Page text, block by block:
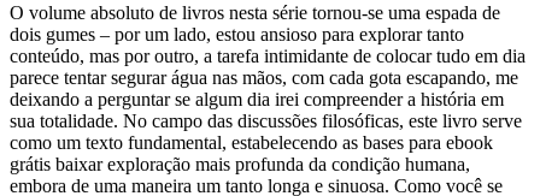
O volume absoluto de livros nesta série tornou-se uma espada de
dois gumes – por um lado, estou ansioso para explorar tanto
conteúdo, mas por outro, a tarefa intimidante de colocar tudo em dia
parece tentar segurar água nas mãos, com cada gota escapando, me
deixando a perguntar se algum dia irei compreender a história em
sua totalidade. No campo das discussões filosóficas, este livro serve
como um texto fundamental, estabelecendo as bases para ebook
grátis baixar exploração mais profunda da condição humana,
embora de uma maneira um tanto longa e sinuosa. Como você se